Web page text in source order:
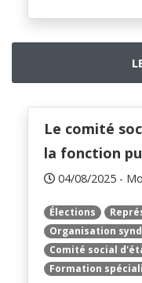
Le comité
la fonction
04/08/2025 -
Élections
Organisation
Comité social
Formation